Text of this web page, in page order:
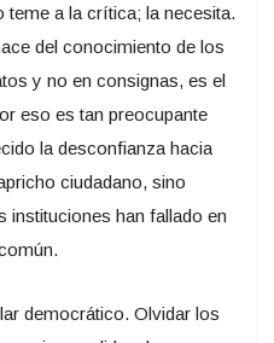
teme a la crítica; la necesita.
del conocimiento de los
y no en consignas, es el
eso es tan preocupante
la desconfianza hacia
ciudadano, sino
instituciones han fallado en
democrático. Olvidar los